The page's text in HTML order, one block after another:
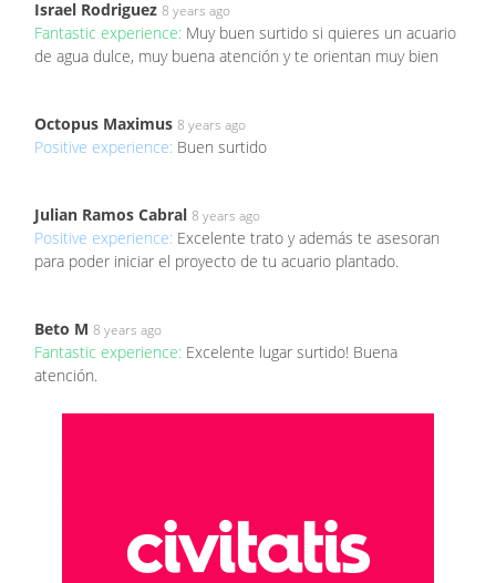
Israel Rodriguez 8 years ago
Fantastic experience: Muy buen surtido si quieres un acuario
de agua dulce, muy buena atención y te orientan muy bien
Octopus Maximus 8 years ago
Positive experience: Buen surtido
Julian Ramos Cabral 8 years ago
Positive experience: Excelente trato y además te asesoran
para poder iniciar el proyecto de tu acuario plantado.
Beto M 8 years ago
Fantastic experience: Excelente lugar surtido! Buena
atención.